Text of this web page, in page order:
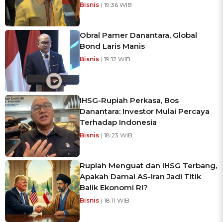
Bisnis | 19:36 WIB
Obral Pamer Danantara, Global
Bond Laris Manis
Bisnis | 19:12 WIB
IHSG-Rupiah Perkasa, Bos
Danantara: Investor Mulai Percaya
Terhadap Indonesia
Bisnis | 18:23 WIB
Rupiah Menguat dan IHSG Terbang,
Apakah Damai AS-Iran Jadi Titik
Balik Ekonomi RI?
Bisnis | 18:11 WIB